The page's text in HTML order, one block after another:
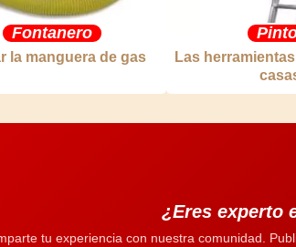
Fontanero
la manguera de gas
Las
¿Eres experto
tu experiencia con nuestra comunidad.